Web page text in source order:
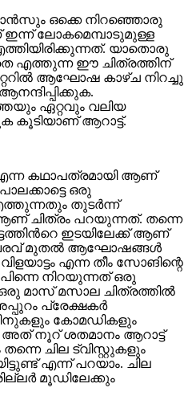
ഒക്കെ നിറഞ്ഞൊരു
ലോകമെമ്പാടുമുള്ള
യാതൊരു
എത്തുന്ന ഈ ചിത്രത്തിന്
ആഘോഷ കാഴ്ച നിറച്ചു
ഏറ്റവും വലിയ
കൂടിയാണ് ആറാട്ട്.
കഥാപത്രമായി ആണ്
ഒരു
തുടർന്ന്
ചിത്രം പറയുന്നത്. തന്നെ
ഇടയിലേക്ക് ആണ്
മുതൽ ആഘോഷങ്ങൾ
എന്ന തീം സോങിന്റെ
നിറയുന്നത് ഒരു
മസാല ചിത്രത്തിൽ
പ്രേക്ഷകർ
കോമഡികളും
നൂറ് ശതമാനം ആറാട്ട്
ചില ട്വിസ്റ്റുകളും
എന്ന് പറയാം. ചില
മൂഡിലേക്കും